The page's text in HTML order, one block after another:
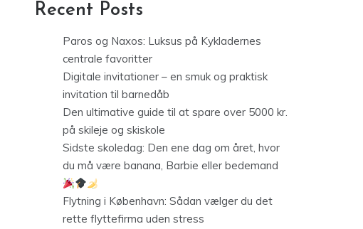
Recent Posts
Paros og Naxos: Luksus på Kykladernes
centrale favoritter
Digitale invitationer – en smuk og praktisk
invitation til barnedåb
Den ultimative guide til at spare over 5000 kr.
på skileje og skiskole
Sidste skoledag: Den ene dag om året, hvor
du må være banana, Barbie eller bedemand
Flytning i København: Sådan vælger du det
rette flyttefirma uden stress